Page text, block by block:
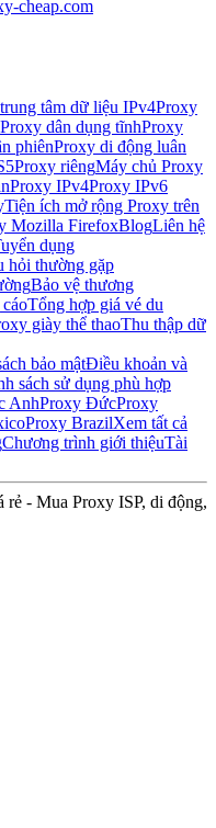
cheap.com
tâm dữ liệu IPv4Proxy
Proxy dân dụng tĩnhProxy
phiênProxy di động luân
Proxy riêngMáy chủ Proxy
Proxy IPv4Proxy IPv6
Tiện ích mở rộng Proxy trên
Mozilla FirefoxBlogLiên hệ
dụng
hỏi thường gặp
Bảo vệ thương
Tổng hợp giá vé du
giày thể thaoThu thập dữ
bảo mậtĐiều khoản và
sách sử dụng phù hợp
AnhProxy ĐứcProxy
Proxy BrazilXem tất cả
Chương trình giới thiệuTài
- Mua Proxy ISP, di động,